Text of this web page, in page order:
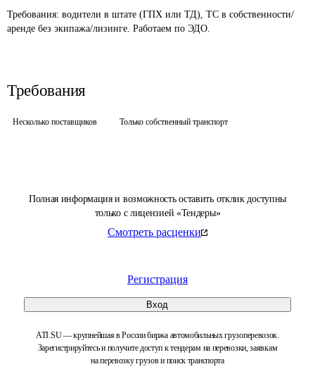
Полная информация и возможность оставить отклик доступны
только с лицензией «Тендеры»
Смотреть расценки
Регистрация
Вход
ATI.SU — крупнейшая в России биржа автомобильных грузоперевозок.
Зарегистрируйтесь и получите доступ к тендерам на перевозки, заявкам
на перевозку грузов и поиск транспорта
Требования: водители в штате (ГПХ или ТД), ТС в собственности/
аренде без экипажа/лизинге. Работаем по ЭДО.
Требования
Несколько поставщиков Только собственный транспорт